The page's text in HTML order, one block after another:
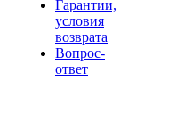
Гарантии,
условия
возврата
Вопрос-
ответ